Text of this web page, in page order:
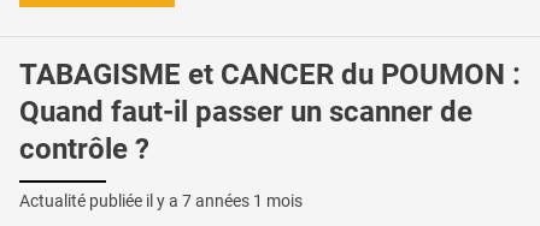
TABAGISME et CANCER du POUMON :
Quand faut-il passer un scanner de
contrôle ?
Actualité publiée il y a 7 années 1 mois